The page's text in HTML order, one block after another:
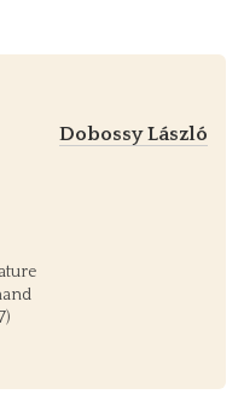
Dobossy László